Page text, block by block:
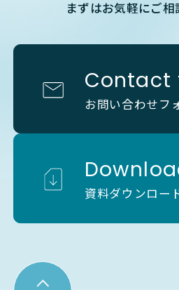
まずはお気軽にご相
Contact
お問い合わせフ
資料ダウンロー